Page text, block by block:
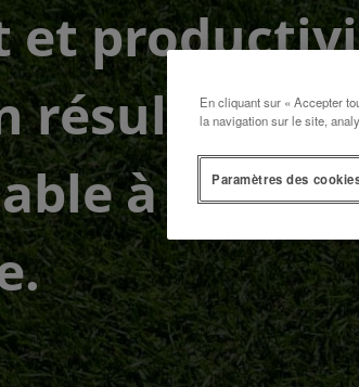
et
résultat
à
En cliquant sur « Accepter
la navigation sur le site,
Paramètres des